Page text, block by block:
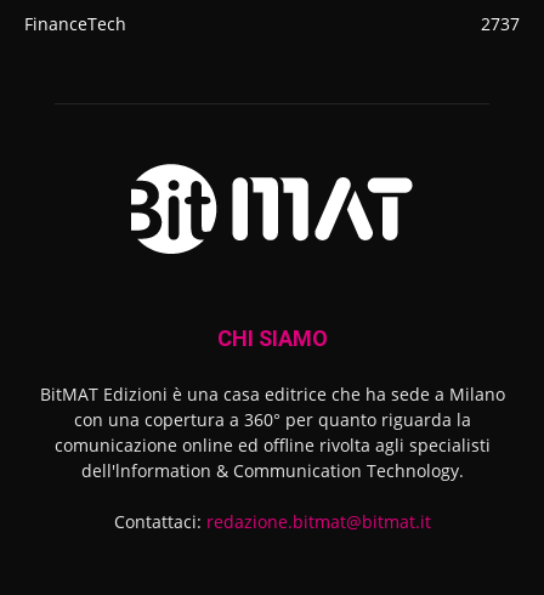
FinanceTech
2737
CHI SIAMO
BitMAT Edizioni è una casa editrice che ha sede a Milano
con una copertura a 360° per quanto riguarda la
comunicazione online ed offline rivolta agli specialisti
dell'lnformation & Communication Technology.
Contattaci: redazione.bitmat@bitmat.it